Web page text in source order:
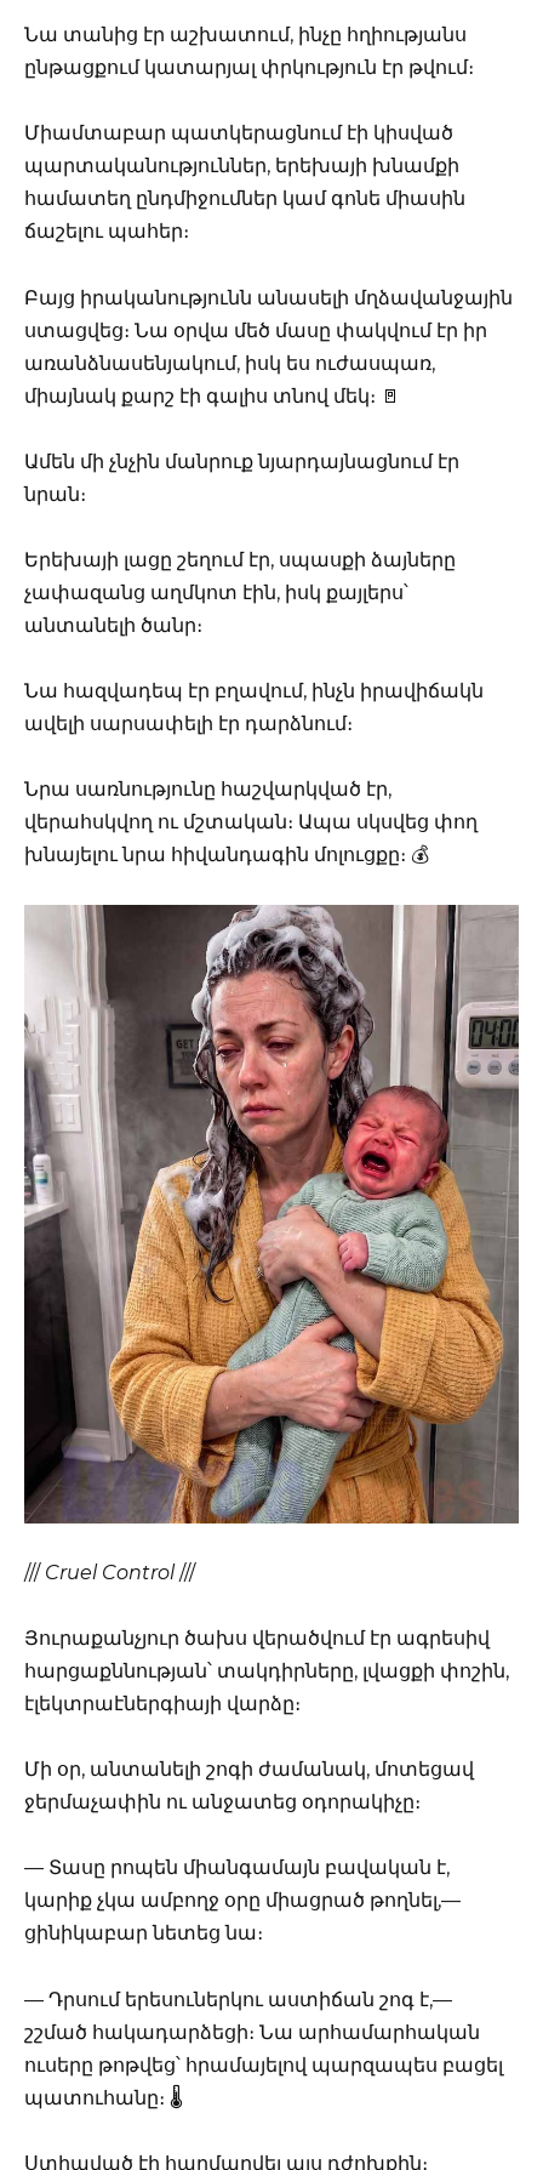
Նա տանից էր աշխատում, ինչը հղիությանս
ընթացքում կատարյալ փրկություն էր թվում։
Միամտաբար պատկերացնում էի կիսված
պարտականություններ, երեխայի խնամքի
համատեղ ընդմիջումներ կամ գոնե միասին
ճաշելու պահեր։
Բայց իրականությունն անասելի մղձավանջային
ստացվեց։ Նա օրվա մեծ մասը փակվում էր իր
առանձնասենյակում, իսկ ես ուժասպառ,
միայնակ քարշ էի գալիս տնով մեկ։ 🚪
Ամեն մի չնչին մանրուք նյարդայնացնում էր
նրան։
Երեխայի լացը շեղում էր, սպասքի ձայները
չափազանց աղմկոտ էին, իսկ քայլերս՝
անտանելի ծանր։
Նա հազվադեպ էր բղավում, ինչն իրավիճակն
ավելի սարսափելի էր դարձնում։
Նրա սառնությունը հաշվարկված էր,
վերահսկվող ու մշտական։ Ապա սկսվեց փող
խնայելու նրա հիվանդագին մոլուցքը։ 💰
/// Cruel Control///
Յուրաքանչյուր ծախս վերածվում էր ագրեսիվ
հարցաքննության՝ տակդիրները, լվացքի փոշին,
էլեկտրաէներգիայի վարձը։
Մի օր, անտանելի շոգի ժամանակ, մոտեցավ
ջերմաչափին ու անջատեց օդորակիչը։
— Տասը րոպեն միանգամայն բավական է,
կարիք չկա ամբողջ օրը միացրած թողնել,—
ցինիկաբար նետեց նա։
— Դրսում երեսուներկու աստիճան շոգ է,—
շշմած հակադարձեցի։ Նա արհամարհական
ուսերը թոթվեց՝ հրամայելով պարզապես բացել
պատուհանը։ 🌡️
Ստիպված էի հարմարվել այս դժոխքին։